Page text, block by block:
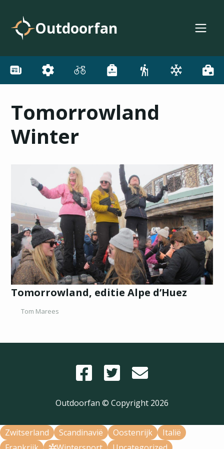
Outdoorfan
Tomorrowland
Winter
Tomorrowland, editie Alpe d’Huez
Tom Marees
Outdoorfan © Copyright 2026
Zwitserland Scandinavië Oostenrijk
Italië